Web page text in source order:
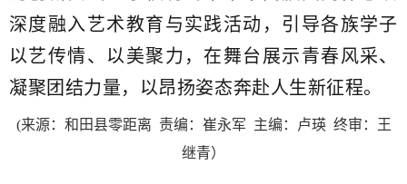
深度融入艺术教育与实践活动，引导各族学子
以艺传情、以美聚力，在舞台展示青春风采、
凝聚团结力量，以昂扬姿态奔赴人生新征程。
(来源：和田县零距离 责编：崔永军 主编：卢瑛 终审：王
继青）